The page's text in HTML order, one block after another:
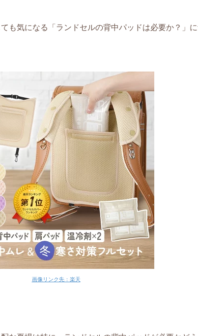
も気になる「ランドセルの背中パッドは必要か？」
画像リンク先：楽天